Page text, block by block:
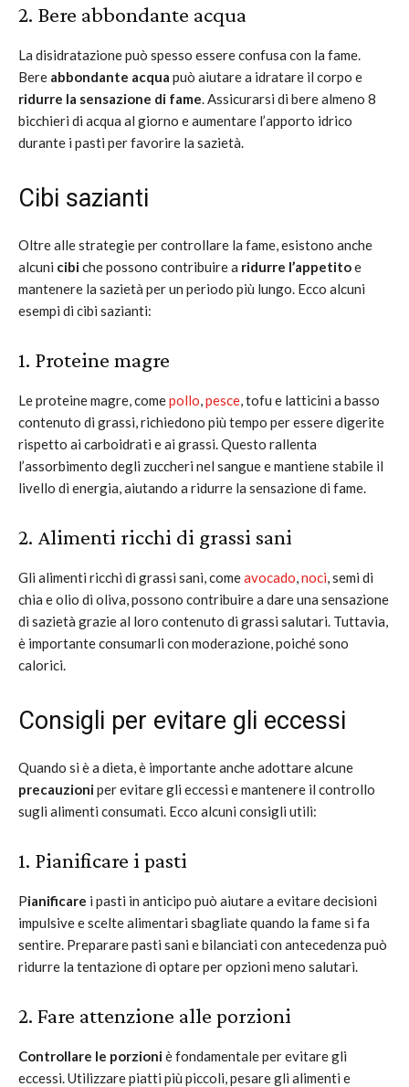
2. Bere abbondante acqua
La disidratazione può spesso essere confusa con la fame.
Bere abbondante acqua può aiutare a idratare il corpo e
ridurre la sensazione di fame. Assicurarsi di bere almeno 8
bicchieri di acqua al giorno e aumentare l’apporto idrico
durante i pasti per favorire la sazietà.
Cibi sazianti
Oltre alle strategie per controllare la fame, esistono anche
alcuni cibiche possono contribuire a ridurre l’appetitoe
mantenere la sazietà per un periodo più lungo. Ecco alcuni
esempi di cibi sazianti:
1. Proteine magre
Le proteine magre, comepollo,pesce, tofu e latticini a basso
contenuto di grassi, richiedono più tempo per essere digerite
rispetto ai carboidrati e ai grassi. Questo rallenta
l’assorbimento degli zuccheri nel sangue e mantiene stabile il
livello di energia, aiutando a ridurre la sensazione di fame.
2. Alimenti ricchi di grassi sani
Gli alimenti ricchi di grassi sani, comeavocado,noci, semi di
chia e olio di oliva, possono contribuire a dare una sensazione
di sazietà grazie al loro contenuto di grassi salutari. Tuttavia,
è importante consumarli con moderazione, poiché sono
calorici.
Consigli per evitare gli eccessi
Quando si è a dieta, è importante anche adottare alcune
precauzioniper evitare gli eccessi e mantenere il controllo
sugli alimenti consumati. Ecco alcuni consigli utili:
1. Pianificare i pasti
Pianificare i pasti in anticipo può aiutare a evitare decisioni
impulsive e scelte alimentari sbagliate quando la fame si fa
sentire. Preparare pasti sani e bilanciati con antecedenza può
ridurre la tentazione di optare per opzioni meno salutari.
2. Fare attenzione alle porzioni
Controllare le porzioniè fondamentale per evitare gli
eccessi. Utilizzare piatti più piccoli, pesare gli alimenti e